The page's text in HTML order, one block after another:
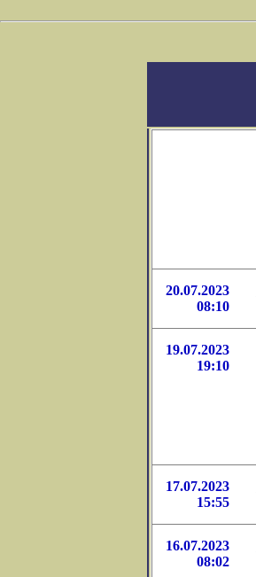
20.07.2023
08:10
19.07.2023
19:10
17.07.2023
15:55
16.07.2023
08:02